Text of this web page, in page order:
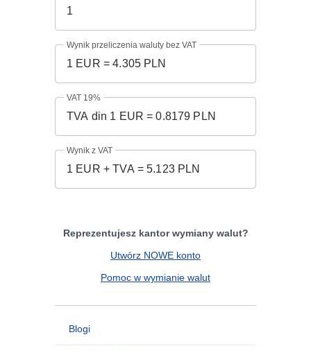
Wynik przeliczenia waluty bez VAT
VAT 19%
Wynik z VAT
Reprezentujesz kantor wymiany walut?
Utwórz NOWE konto
Pomoc w wymianie walut
Blogi